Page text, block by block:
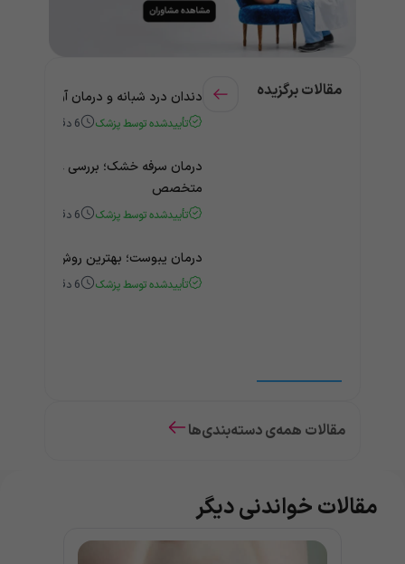
مقالات برگزیده دندان درد شبانه و درمان آن +
تأییدشده توسط پزشک 6 دقیقه
درمان سرفه خشک؛ بررسی علت و
متخصص
تأییدشده توسط پزشک 6 دقیقه
درمان یبوست؛ بهترین روش‌های
تأییدشده توسط پزشک 6 دقیقه
مقالات همه‌ی دسته‌بندی‌ها
مقالات خواندنی دیگر